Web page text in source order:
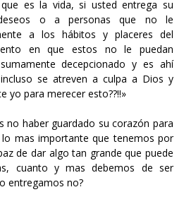
es la vida, si usted entrega su
o a personas que no le
a los hábitos y placeres del
en que estos no le puedan
decepcionado y es ahí
se atreven a culpa a Dios y
yo para merecer esto??!!»
no haber guardado su corazón para
mas importante que tenemos por
de dar algo tan grande que puede
cuanto y mas debemos de ser
entregamos no?